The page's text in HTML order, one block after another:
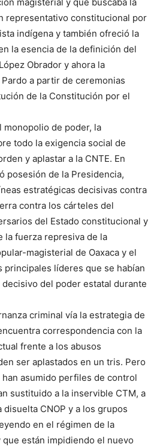
representativo constitucional por
indígena y también ofreció la
la esencia de la definición del
Obrador y ahora la
a partir de ceremonias
de la Constitución por el
monopolio de poder, la
todo la exigencia social de
y aplastar a la CNTE. En
posesión de la Presidencia,
estratégicas decisivas contra
contra los cárteles del
del Estado constitucional y
la fuerza represiva de la
magisterial de Oaxaca y el
principales líderes que se habían
del poder estatal durante
criminal vía la estrategia de
correspondencia con la
frente a los abusos
ser aplastados en un tris. Pero
asumido perfiles de control
sustituido a la inservible CTM, a
disuelta CNOP y a los grupos
en el régimen de la
que están impidiendo el nuevo